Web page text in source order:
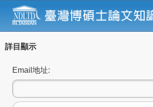
詳目顯示
Email地址: